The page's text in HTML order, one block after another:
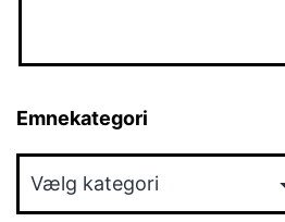
Emnekategori